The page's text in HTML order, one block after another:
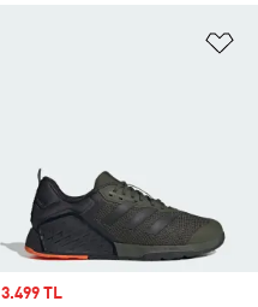
Sale price
3.499 TL